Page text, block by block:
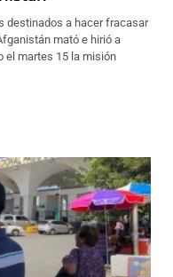
destinados a hacer fracasar
mató e hirió a
el martes 15 la misión